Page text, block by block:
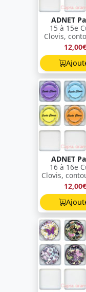
ADNET
15 à 15e
Clovis,
12,00€
ADNET
16 à 16e
Clovis,
12,00€